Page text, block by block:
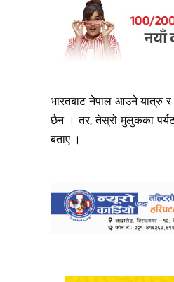
भारतबाट नेपाल आउने यात्रु र
छैन । तर, तेस्रो मुलुकका
बताए ।